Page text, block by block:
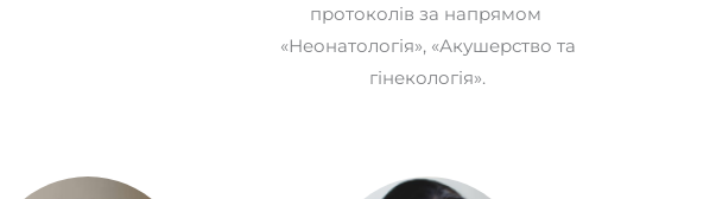
протоколів за напрямом
«Неонатологія», «Акушерство та
гінекологія».